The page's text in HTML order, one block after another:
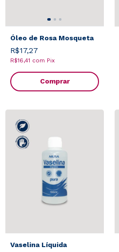
Óleo de Rosa Mosqueta
R$17,27
R$16,41 com Pix
Comprar
Vaselina Líquida